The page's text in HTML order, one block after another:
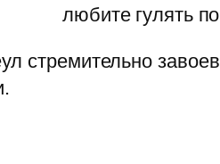
любите гулять
стремительно